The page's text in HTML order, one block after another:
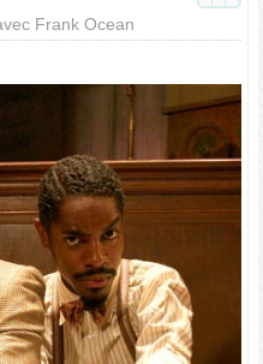
Frank Ocean